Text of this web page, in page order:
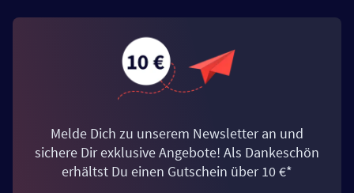
Melde Dich zu unserem Newsletter an und
sichere Dir exklusive Angebote! Als Dankeschön
erhältst Du einen Gutschein über 10 €*